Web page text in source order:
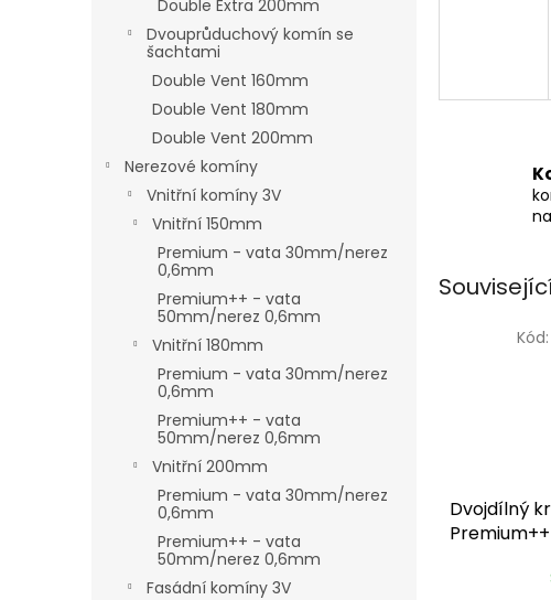
Double Extra 200mm
Dvouprůduchový komín se
šachtami
Double Vent 160mm
Double Vent 180mm
Double Vent 200mm
Nerezové komíny
Vnitřní komíny 3V
Vnitřní 150mm
Premium - vata 30mm/nerez
0,6mm
Premium++ - vata
50mm/nerez 0,6mm
Vnitřní 180mm
Premium - vata 30mm/nerez
0,6mm
Premium++ - vata
50mm/nerez 0,6mm
Vnitřní 200mm
Premium - vata 30mm/nerez
0,6mm
Premium++ - vata
50mm/nerez 0,6mm
Fasádní komíny 3V
Dvojdílný
180/50mm)
Kód: